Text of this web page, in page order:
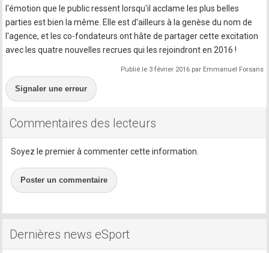
l'émotion que le public ressent lorsqu'il acclame les plus belles
parties est bien la même. Elle est d'ailleurs à la genèse du nom de
l'agence, et les co-fondateurs ont hâte de partager cette excitation
avec les quatre nouvelles recrues qui les rejoindront en 2016 !
Publié le 3 février 2016 par Emmanuel Forsans
Signaler une erreur
Commentaires des lecteurs
Soyez le premier à commenter cette information.
Poster un commentaire
Dernières news eSport